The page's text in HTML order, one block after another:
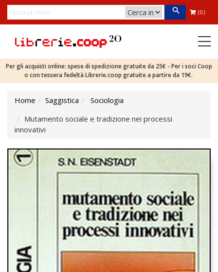
(0)
Per gli acquisti online: spese di spedizione gratuite da 25€ - Per i soci Coop
o con tessera fedeltà Librerie.coop gratuite a partire da 19€.
Home Saggistica
Sociologia
Mutamento sociale e tradizione nei processi
innovativi